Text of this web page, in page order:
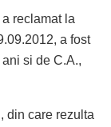
reclamat la
a fost
si de C.A.,
din care rezulta